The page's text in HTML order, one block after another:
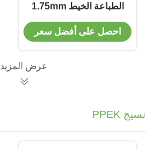
الطباعة الخيط 1.75mm
1kg 3D الطباعة
المستهلكات
احصل على أفضل سعر
عرض المزيد
نسيج PPEK